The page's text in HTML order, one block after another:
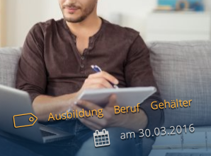
Ausbildung Beruf Gehälter
am30.03.2016